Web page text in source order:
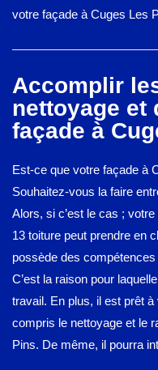
votre façade à Cuges Les
Accomplir
nettoyage et
façade à
Est-ce que votre façade à
Souhaitez-vous la faire
Alors, si c’est le cas ;
13 toiture peut prendre en
possède des
C’est la raison pour
travail. En plus, il est prêt
compris le nettoyage et le
Pins. De même, il pourra